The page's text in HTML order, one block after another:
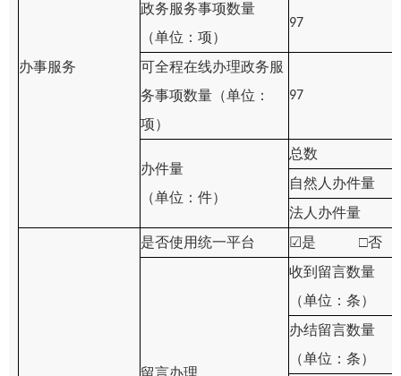
办事服务
政务服务事项数量
（单位：项）
97
可全程在线办理政务服
务事项数量（单位：
项）
97
办件量
（单位：件）
总数
自然人办件量
法人办件量
是否使用统一平台
☑是 □否
留言办理
收到留言数量
（单位：条）
办结留言数量
（单位：条）